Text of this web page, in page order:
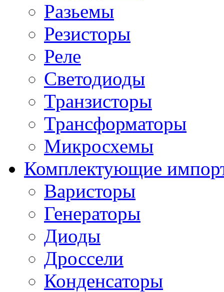
Разьемы
Резисторы
Реле
Светодиоды
Транзисторы
Трансформаторы
Микросхемы
Комплектующие
Варисторы
Генераторы
Диоды
Дроссели
Конденсаторы